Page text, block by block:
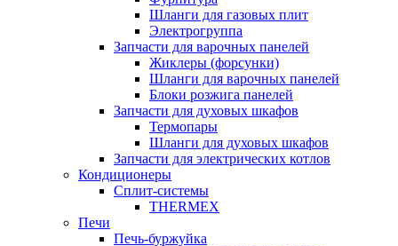
Шланги для газовых плит
Электрогруппа
Запчасти для варочных панелей
Жиклеры (форсунки)
Шланги для варочных панелей
Блоки розжига панелей
Запчасти для духовых шкафов
Термопары
Шланги для духовых шкафов
Запчасти для электрических котлов
Кондиционеры
Сплит-системы
THERMEX
Печи
Печь-буржуйка